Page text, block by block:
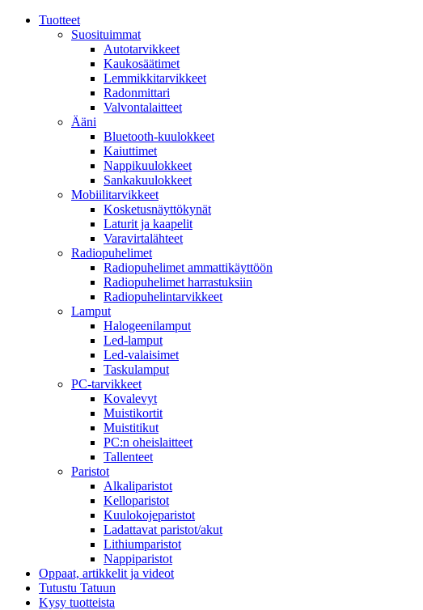
Tuotteet
Suosituimmat
Autotarvikkeet
Kaukosäätimet
Lemmikkitarvikkeet
Radonmittari
Valvontalaitteet
Ääni
Bluetooth-kuulokkeet
Kaiuttimet
Nappikuulokkeet
Sankakuulokkeet
Mobiilitarvikkeet
Kosketusnäyttökynät
Laturit ja kaapelit
Varavirtalähteet
Radiopuhelimet
Radiopuhelimet ammattikäyttöön
Radiopuhelimet harrastuksiin
Radiopuhelintarvikkeet
Lamput
Halogeenilamput
Led-lamput
Led-valaisimet
Taskulamput
PC-tarvikkeet
Kovalevyt
Muistikortit
Muistitikut
PC:n oheislaitteet
Tallenteet
Paristot
Alkaliparistot
Kelloparistot
Kuulokojeparistot
Ladattavat paristot/akut
Lithiumparistot
Nappiparistot
Oppaat, artikkelit ja videot
Tutustu Tatuun
Kysy tuotteista